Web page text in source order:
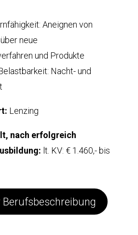
Aneignen von
neue
und Produkte
Nacht- und
Lenzing
nach erfolgreich
lt. KV: € 1.460,- bis
Berufsbeschreibung